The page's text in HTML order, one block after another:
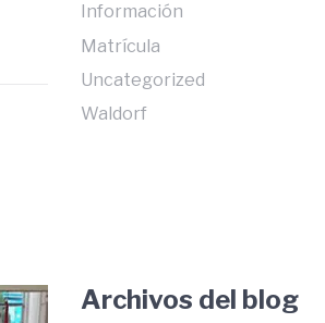
Información
Matrícula
Uncategorized
Waldorf
Archivos del blog